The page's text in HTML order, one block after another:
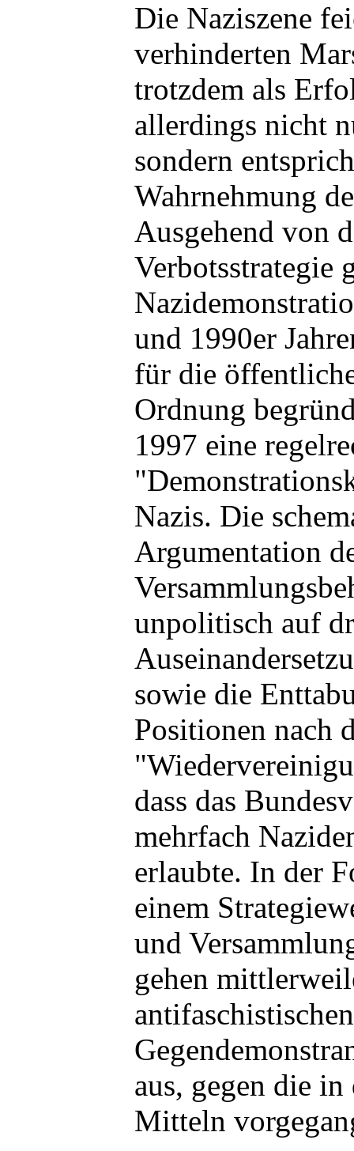
Die Naziszene
verhinderten
trotzdem als
allerdings nicht
sondern
Wahrnehmung
Ausgehend von
Verbotsstrategie
und 1990er
für die
Ordnung
1997 eine
Nazis. Die
Argumentation
unpolitisch auf
sowie die
Positionen nach
dass das
mehrfach
erlaubte. In der
einem
und
gehen
antifaschistischen
aus, gegen die
Mitteln